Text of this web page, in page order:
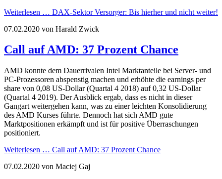
Weiterlesen … DAX-Sektor Versorger: Bis hierher und nicht weiter!
07.02.2020 von Harald Zwick
Call auf AMD: 37 Prozent Chance
AMD konnte dem Dauerrivalen Intel Marktanteile bei Server- und
PC-Prozessoren abspenstig machen und erhöhte die earnings per
share von 0,08 US-Dollar (Quartal 4 2018) auf 0,32 US-Dollar
(Quartal 4 2019). Der Ausblick ergab, dass es nicht in dieser
Gangart weitergehen kann, was zu einer leichten Konsolidierung
des AMD Kurses führte. Dennoch hat sich AMD gute
Marktpositionen erkämpft und ist für positive Überraschungen
positioniert.
Weiterlesen … Call auf AMD: 37 Prozent Chance
07.02.2020 von Maciej Gaj